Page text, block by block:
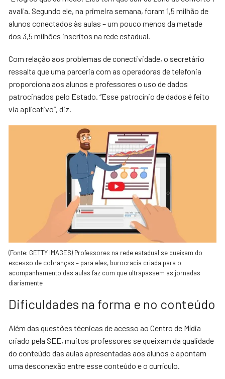
avalia. Segundo ele, na primeira semana, foram 1,5 milhão de
alunos conectados às aulas – um pouco menos da metade
dos 3,5 milhões inscritos na rede estadual.
Com relação aos problemas de conectividade, o secretário
ressalta que uma parceria com as operadoras de telefonia
proporciona aos alunos e professores o uso de dados
patrocinados pelo Estado. “Esse patrocínio de dados é feito
via aplicativo”, diz.
(Fonte: GETTY IMAGES) Professores na rede estadual se queixam do
excesso de cobranças – para eles, burocracia criada para o
acompanhamento das aulas faz com que ultrapassem as jornadas
diariamente
Dificuldades na forma e no conteúdo
Além das questões técnicas de acesso ao Centro de Mídia
criado pela SEE, muitos professores se queixam da qualidade
do conteúdo das aulas apresentadas aos alunos e apontam
uma desconexão entre esse conteúdo e o currículo.